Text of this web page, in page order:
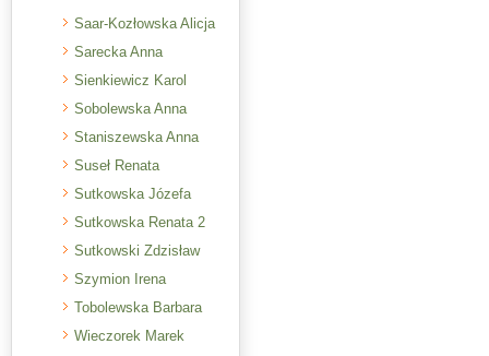
Saar-Kozłowska Alicja
Sarecka Anna
Sienkiewicz Karol
Sobolewska Anna
Staniszewska Anna
Suseł Renata
Sutkowska Józefa
Sutkowska Renata 2
Sutkowski Zdzisław
Szymion Irena
Tobolewska Barbara
Wieczorek Marek